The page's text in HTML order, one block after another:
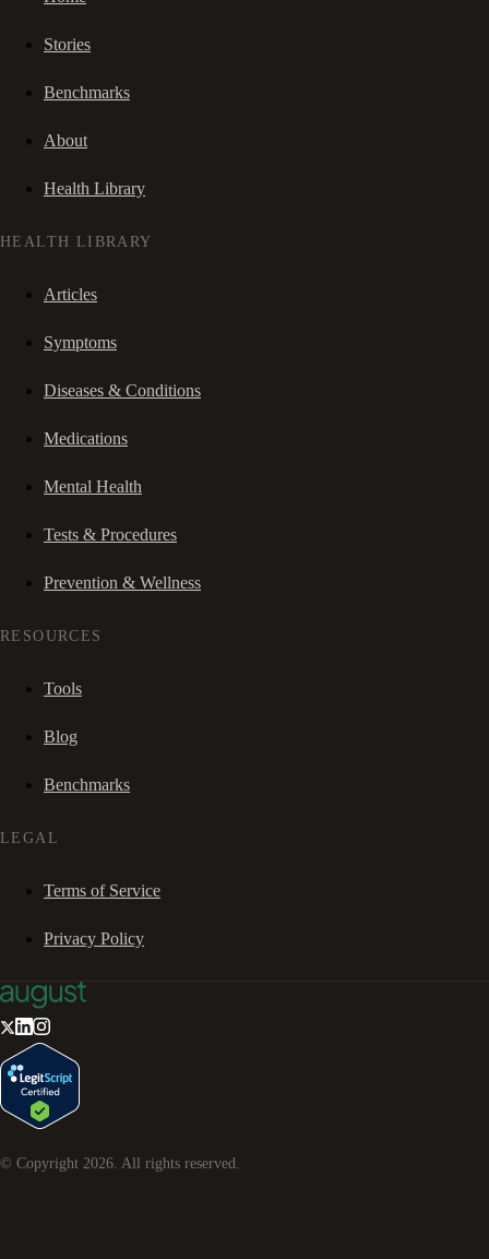
Stories
Benchmarks
About
Health Library
HEALTH LIBRARY
Articles
Symptoms
Diseases & Conditions
Medications
Mental Health
Tests & Procedures
Prevention & Wellness
RESOURCES
Tools
Blog
Benchmarks
LEGAL
Terms of Service
Privacy Policy
© Copyright 2026 . All rights reserved.